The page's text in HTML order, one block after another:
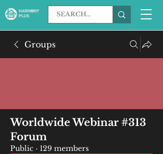
Groups
Worldwide Webinar #313
Forum
Public · 129 members